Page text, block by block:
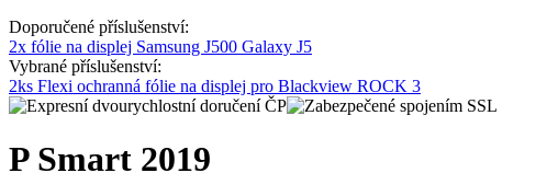
Doporučené příslušenství:
2x fólie na displej Samsung J500 Galaxy J5
Vybrané příslušenství:
2ks Flexi ochranná fólie na displej pro Blackview ROCK 3
P Smart 2019